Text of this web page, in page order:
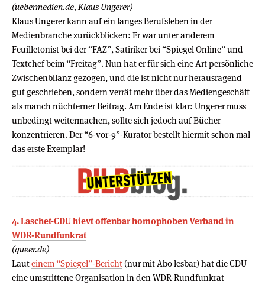
(uebermedien.de, Klaus Ungerer)
Klaus Ungerer kann auf ein langes Berufsleben in der
Medienbranche zurückblicken: Er war unter anderem
Feuilletonist bei der “FAZ”, Satiriker bei “Spiegel Online” und
Textchef beim “Freitag”. Nun hat er für sich eine Art persönliche
Zwischenbilanz gezogen, und die ist nicht nur herausragend
gut geschrieben, sondern verrät mehr über das Mediengeschäft
als manch nüchterner Beitrag. Am Ende ist klar: Ungerer muss
unbedingt weitermachen, sollte sich jedoch auf Bücher
konzentrieren. Der “6-vor-9”-Kurator bestellt hiermit schon mal
das erste Exemplar!
4. Laschet-CDU hievt offenbar homophoben Verband in
WDR-Rundfunkrat
(queer.de)
Lauteinem “Spiegel”-Bericht (nur mit Abo lesbar) hat die CDU
eine umstrittene Organisation in den WDR-Rundfunkrat